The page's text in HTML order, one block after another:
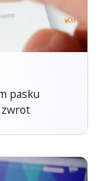
pasku
zwrot